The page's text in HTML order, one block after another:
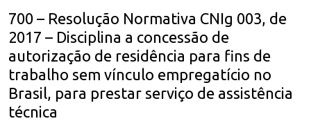
700 – Resolução Normativa CNIg 003, de
2017 – Disciplina a concessão de
autorização de residência para fins de
trabalho sem vínculo empregatício no
Brasil, para prestar serviço de assistência
técnica